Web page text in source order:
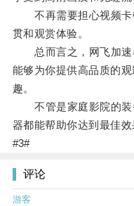
不再需要担心视频卡
贯和观赏体验。
总而言之，网飞加速
能够为你提供高品质的
趣。
不管是家庭影院的装
器都能帮助你达到最佳效
#3#
评论
游客